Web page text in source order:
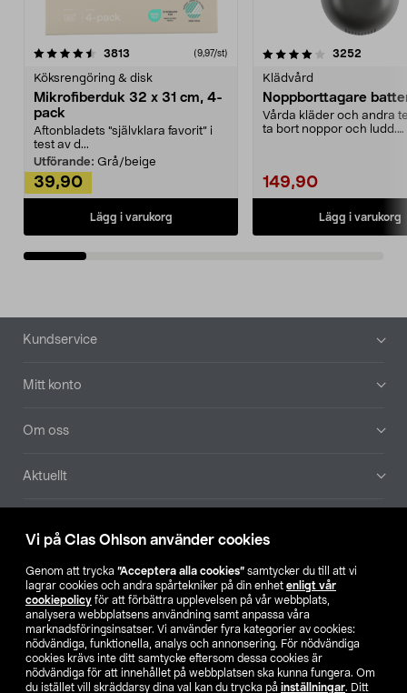
Vi på Clas Ohlson använder cookies
Genom att trycka ”Acceptera alla cookies” samtycker du till att vi
lagrar cookies och andra spårtekniker på din enhet enligt vår
cookiepolicy för att förbättra upplevelsen på vår webbplats,
analysera webbplatsens användning samt anpassa våra
marknadsföringsinsatser. Vi använder fyra kategorier av cookies:
nödvändiga, funktionella, analys och annonsering. För nödvändiga
cookies krävs inte ditt samtycke eftersom dessa cookies är
nödvändiga för att innehållet på webbplatsen ska kunna fungera. Om
du istället vill skräddarsy dina val kan du trycka på inställningar. Ditt
3813 (9,97/st)
Köksrengöring & disk
Mikrofiberduk 32 x 31 cm, 4-
pack
Aftonbladets "självklara favorit” i
test av d...
Utförande: Grå/beige
39,90
Lägg i varukorg
4.0av 5 stjärnor 3252
Klädvård
Noppborttagare
Vårda kläder och andra
ta bort noppor och ludd.
149,90
Lägg i varukorg
4.5av 5 stjärnor
Sidfot
Kundservice
Mitt konto
Om oss
Aktuellt
Hitta butik
SE NO FI